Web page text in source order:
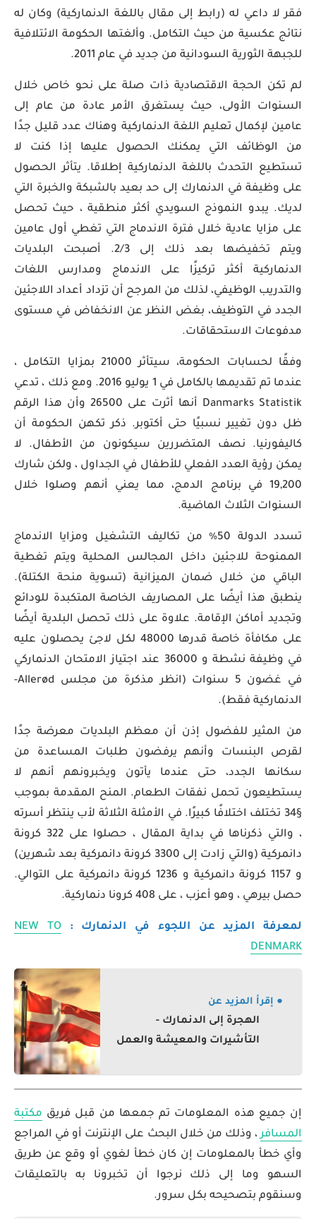
فقر لا داعي له (رابط إلى مقال باللغة الدنماركية) وكان له
نتائج عكسية من حيث التكامل. وألغتها الحكومة الائتلافية
للجبهة الثورية السودانية من جديد في عام 2011.
لم تكن الحجة الاقتصادية ذات صلة على نحو خاص خلال
السنوات الأولى، حيث يستغرق الأمر عادة من عام إلى
عامين لإكمال تعليم اللغة الدنماركية وهناك عدد قليل جدًا
من الوظائف التي يمكنك الحصول عليها إذا كنت لا
تستطيع التحدث باللغة الدنماركية إطلاقا. يتأثر الحصول
على وظيفة في الدنمارك إلى حد بعيد بالشبكة والخبرة التي
لديك. يبدو النموذج السويدي أكثر منطقية ، حيث تحصل
على مزايا عادية خلال فترة الاندماج التي تغطي أول عامين
ويتم تخفيضها بعد ذلك إلى 2/3. أصبحت البلديات
الدنماركية أكثر تركيزًا على الاندماج ومدارس اللغات
والتدريب الوظيفي، لذلك من المرجح أن تزداد أعداد اللاجئين
الجدد في التوظيف، بغض النظر عن الانخفاض في مستوى
مدفوعات الاستحقاقات.
وفقًا لحسابات الحكومة، سيتأثر 21000 بمزايا التكامل ،
عندما تم تقديمها بالكامل في 1 يوليو 2016. ومع ذلك ، تدعي
Danmarks Statistik أنها أثرت على 26500 وأن هذا الرقم
ظل دون تغيير نسبيًا حتى أكتوبر. ذكر تكهن الحكومة أن
كاليفورنيا. نصف المتضررين سيكونون من الأطفال. لا
يمكن رؤية العدد الفعلي للأطفال في الجداول ، ولكن شارك
19,200 في برنامج الدمج، مما يعني أنهم وصلوا خلال
السنوات الثلاث الماضية.
تسدد الدولة 50٪ من تكاليف التشغيل ومزايا الاندماج
الممنوحة للاجئين داخل المجالس المحلية ويتم تغطية
الباقي من خلال ضمان الميزانية (تسوية منحة الكتلة).
ينطبق هذا أيضًا على المصاريف الخاصة المتكبدة للودائع
وتجديد أماكن الإقامة. علاوة على ذلك تحصل البلدية أيضًا
على مكافأة خاصة قدرها 48000 لكل لاجئ يحصلون عليه
في وظيفة نشطة و 36000 عند اجتياز الامتحان الدنماركي
في غضون 5 سنوات (انظر مذكرة من مجلس Allerød-
الدنماركية فقط).
من المثير للفضول إذن أن معظم البلديات معرضة جدًا
لقرص البنسات وأنهم يرفضون طلبات المساعدة من
سكانها الجدد، حتى عندما يأتون ويخبرونهم أنهم لا
يستطيعون تحمل نفقات الطعام. المنح المقدمة بموجب
§34 تختلف اختلافًا كبيرًا. في الأمثلة الثلاثة لأب ينتظر أسرته
، والتي ذكرناها في بداية المقال ، حصلوا على 322 كرونة
دانمركية (والتي زادت إلى 3300 كرونة دانمركية بعد شهرين)
و 1157 كرونة دانمركية و 1236 كرونة دانمركية على التوالي.
حصل بيرهي ، وهو أعزب ، على 408 كرونا دنماركية.
لمعرفة المزيد عن اللجوء في الدنمارك :
NEW TO
DENMARK
● إقرأ المزيد عن
الهجرة إلى الدنمارك -
التأشيرات والمعيشة والعمل
إن جميع هذه المعلومات تم جمعها من قبل فريق مكتبة
المسافر، وذلك من خلال البحث على الإنترنت أو في المراجع
وأي خطأ بالمعلومات إن كان خطأ لغوي أو وقع عن طريق
السهو وما إلى ذلك نرجوا أن تخبرونا به بالتعليقات
وسنقوم بتصحيحه بكل سرور.